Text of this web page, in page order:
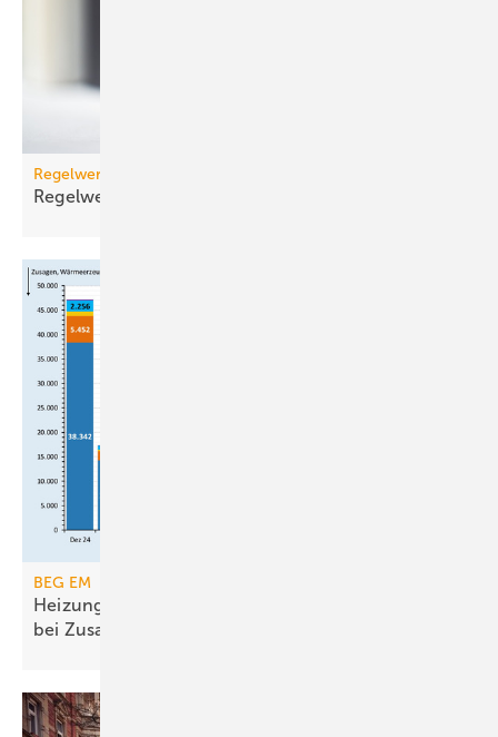
Regelwerk
Regelwerk-Update für Dezember
BEG EM
Heizungsförderung erreicht Ende 2025 Rekorde
bei Zusagen